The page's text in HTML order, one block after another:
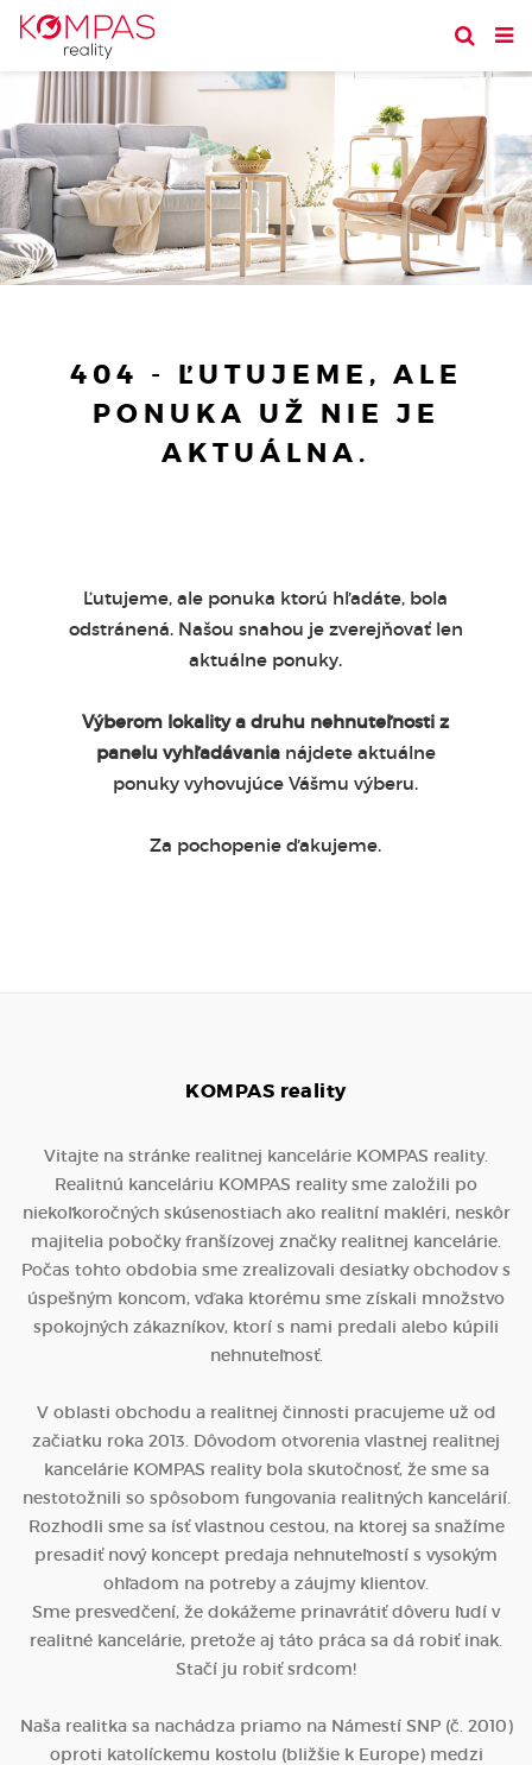
404 - ĽUTUJEME, ALE
PONUKA UŽ NIE JE
AKTUÁLNA.
Ľutujeme, ale ponuka ktorú hľadáte, bola
odstránená. Našou snahou je zverejňovať len
aktuálne ponuky.
Výberom lokality a druhu nehnuteľnosti z
panelu vyhľadávanianájdete aktuálne
ponuky vyhovujúce Vášmu výberu.
Za pochopenie ďakujeme.
KOMPAS reality
Vitajte na stránke realitnej kancelárie KOMPAS reality.
Realitnú kanceláriu KOMPAS reality sme založili po
niekoľkoročných skúsenostiach ako realitní makléri, neskôr
majitelia pobočky franšízovej značky realitnej kancelárie.
Počas tohto obdobia sme zrealizovali desiatky obchodov s
úspešným koncom, vďaka ktorému sme získali množstvo
spokojných zákazníkov, ktorí s nami predali alebo kúpili
nehnuteľnosť.
V oblasti obchodu a realitnej činnosti pracujeme už od
začiatku roka 2013. Dôvodom otvorenia vlastnej realitnej
kancelárie KOMPAS reality bola skutočnosť, že sme sa
nestotožnili so spôsobom fungovania realitných kancelárií.
Rozhodli sme sa ísť vlastnou cestou, na ktorej sa snažíme
presadiť nový koncept predaja nehnuteľností s vysokým
ohľadom na potreby a záujmy klientov.
Sme presvedčení, že dokážeme prinavrátiť dôveru ľudí v
realitné kancelárie, pretože aj táto práca sa dá robiť inak.
Stačí ju robiť srdcom!
Naša realitka sa nachádza priamo na Námestí SNP (č. 2010)
oproti katolíckemu kostolu (bližšie k Europe) medzi